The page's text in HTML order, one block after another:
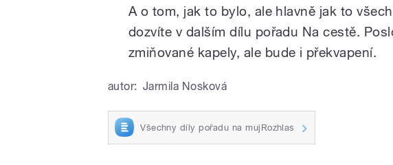
A o tom, jak to bylo, ale hlavně jak to
dozvíte v dalším dílu pořadu Na cestě.
zmiňované kapely, ale bude i překvapení.
autor: Jarmila Nosková
Všechny díly pořadu na mujRozhlas